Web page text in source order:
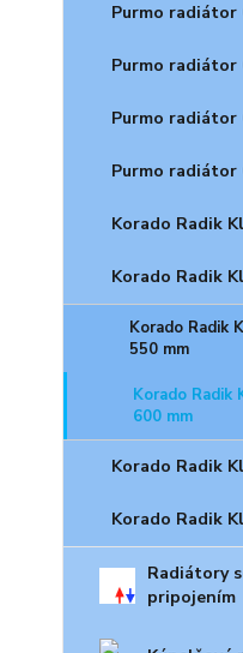
Purmo radiátor
Purmo radiátor
Purmo radiátor
Purmo radiátor
Korado Radik
Korado Radik
Korado Radik
550 mm
Korado Radik
600 mm
Korado Radik
Korado Radik
Radiátory
pripojením